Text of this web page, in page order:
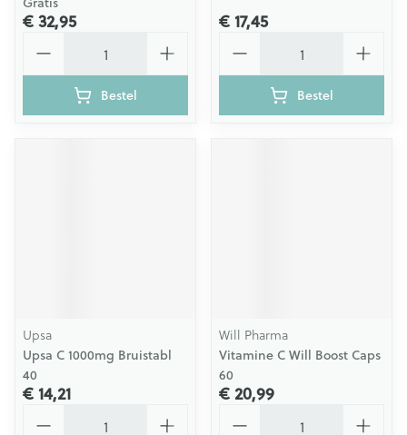
€ 32,95
Bestel
€ 17,45
Bestel
Upsa
Upsa C 1000mg Bruistabl
40
€ 14,21
Will Pharma
Vitamine C Will Boost Caps
60
€ 20,99